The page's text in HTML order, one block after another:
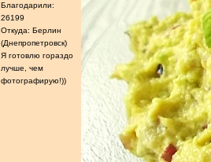
Благодарили:
26199
Откуда: Берлин
(Днепропетровск)
Я готовлю гораздо
лучше, чем
фотографирую!))